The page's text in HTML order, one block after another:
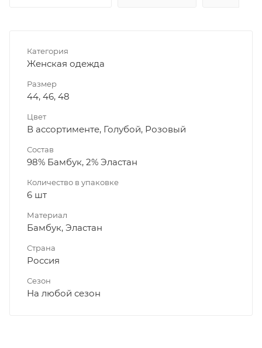
Категория
Женская одежда
Размер
44, 46, 48
Цвет
В ассортименте, Голубой, Розовый
Состав
98% Бамбук, 2% Эластан
Количество в упаковке
6 шт
Материал
Бамбук, Эластан
Страна
Россия
Сезон
На любой сезон